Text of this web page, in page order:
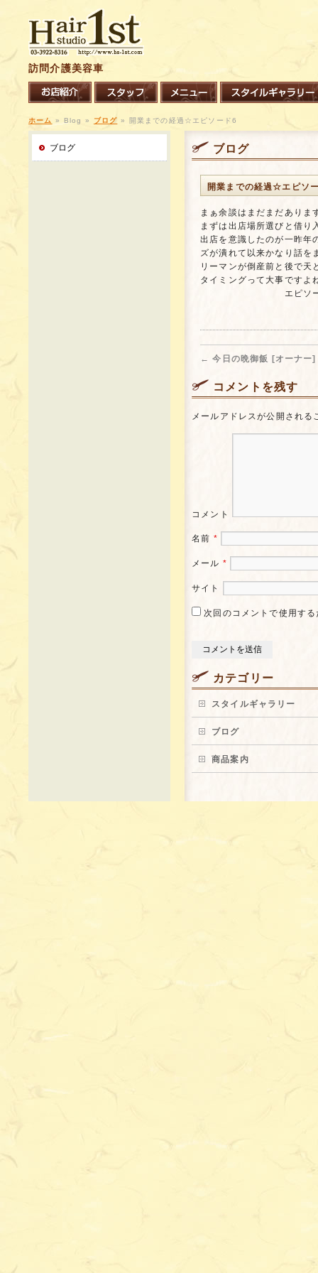
訪問介護美容車
ホーム » Blog » ブログ » 開業までの経過☆エピソード6
ブログ ブログ
開業までの経過☆エピソ
まぁ余談はまだまだありま
まずは出店場所選びと借り
出店を意識したのが一昨年
ズが潰れて以来かなり話を
リーマンが倒産前と後で天
タイミングって大事ですよ
エピソード
← 今日の晩御飯 [オーナー]
コメントを残す
メールアドレスが公開される
コメント
名前 *
メール *
サイト
次回のコメントで使用す
カテゴリー
スタイルギャラリー
ブログ
商品案内